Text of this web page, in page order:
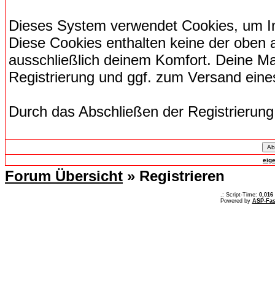
Dieses System verwendet Cookies, um
Diese Cookies enthalten keine der
ausschließlich deinem Komfort. Deine
Registrierung und ggf. zum Versand
Durch das Abschließen der
Forum Übersicht » Registrieren
.: Script-Time: 0,016
Powered by ASP-